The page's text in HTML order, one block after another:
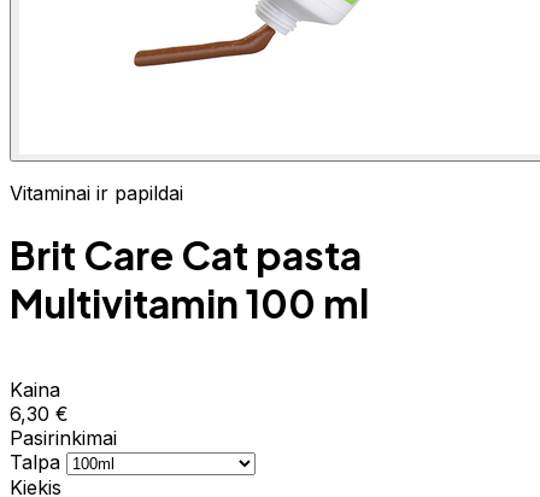
Vitaminai ir papildai
Brit Care Cat pasta
Multivitamin 100 ml
Kaina
6,30 €
Pasirinkimai
Talpa
Kiekis